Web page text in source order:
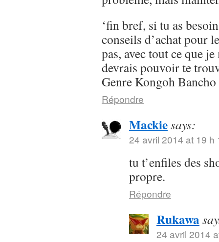
‘fin bref, si tu as
conseils d’achat pour
pas, avec tout ce que
devrais pouvoir te
Genre Kongoh Bancho
Répondre
Mackiesays:
24 avril 2014 at 19 h
tu t’enfiles des
propre.
Répondre
Rukawa
24 avril 2014